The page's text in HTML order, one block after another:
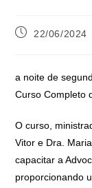
22/06/2024
a noite de
Curso Completo
O curso,
Vitor e Dra.
capacitar a
proporcionando